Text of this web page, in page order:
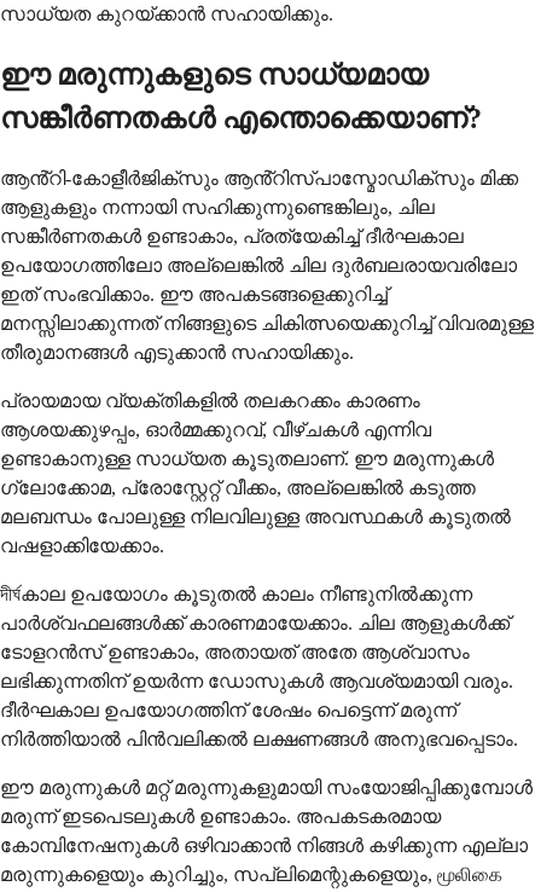
സാധ്യത കുറയ്ക്കാൻ സഹായിക്കും.
ഈ മരുന്നുകളുടെ സാധ്യമായ
സങ്കീർണതകൾ എന്തൊക്കെയാണ്?
ആൻ്റി-കോളീർജിക്സും ആൻ്റിസ്പാസ്മോഡിക്സും മിക്ക
ആളുകളും നന്നായി സഹിക്കുന്നുണ്ടെങ്കിലും, ചില
സങ്കീർണതകൾ ഉണ്ടാകാം, പ്രത്യേകിച്ച് ദീർഘകാല
ഉപയോഗത്തിലോ അല്ലെങ്കിൽ ചില ദുർബലരായവരിലോ
ഇത് സംഭവിക്കാം. ഈ അപകടങ്ങളെക്കുറിച്ച്
മനസ്സിലാക്കുന്നത് നിങ്ങളുടെ ചികിത്സയെക്കുറിച്ച് വിവരമുള്ള
തീരുമാനങ്ങൾ എടുക്കാൻ സഹായിക്കും.
പ്രായമായ വ്യക്തികളിൽ തലകറക്കം കാരണം
ആശയക്കുഴപ്പം, ഓർമ്മക്കുറവ്, വീഴ്ചകൾ എന്നിവ
ഉണ്ടാകാനുള്ള സാധ്യത കൂടുതലാണ്. ഈ മരുന്നുകൾ
ഗ്ലോക്കോമ, പ്രോസ്റ്റേറ്റ് വീക്കം, അല്ലെങ്കിൽ കടുത്ത
മലബന്ധം പോലുള്ള നിലവിലുള്ള അവസ്ഥകൾ കൂടുതൽ
വഷളാക്കിയേക്കാം.
দীর্ঘകാല ഉപയോഗം കൂടുതൽ കാലം നീണ്ടുനിൽക്കുന്ന
പാർശ്വഫലങ്ങൾക്ക് കാരണമായേക്കാം. ചില ആളുകൾക്ക്
ടോളറൻസ് ഉണ്ടാകാം, അതായത് അതേ ആശ്വാസം
ലഭിക്കുന്നതിന് ഉയർന്ന ഡോസുകൾ ആവശ്യമായി വരും.
ദീർഘകാല ഉപയോഗത്തിന് ശേഷം പെട്ടെന്ന് മരുന്ന്
നിർത്തിയാൽ പിൻവലിക്കൽ ലക്ഷണങ്ങൾ അനുഭവപ്പെടാം.
ഈ മരുന്നുകൾ മറ്റ് മരുന്നുകളുമായി സംയോജിപ്പിക്കുമ്പോൾ
മരുന്ന് ഇടപെടലുകൾ ഉണ്ടാകാം. അപകടകരമായ
കോമ്പിനേഷനുകൾ ഒഴിവാക്കാൻ നിങ്ങൾ കഴിക്കുന്ന എല്ലാ
മരുന്നുകളെയും കുറിച്ചും, സപ്ലിമെന്റുകളെയും, மூலிகை